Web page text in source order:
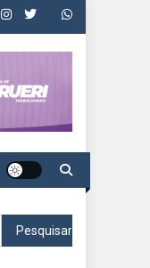
Pesquisar
por: